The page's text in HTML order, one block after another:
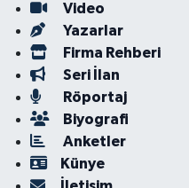
Video
Yazarlar
Firma Rehberi
Seri İlan
Röportaj
Biyografi
Anketler
Künye